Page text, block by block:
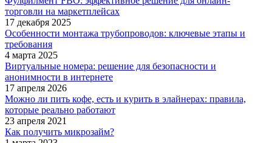
торговли на маркетплейсах
17 декабря 2025
Особенности монтажа трубопроводов: ключевые этапы и
требования
4 марта 2025
Виртуальные номера: решение для безопасности и
анонимности в интернете
17 апреля 2026
Можно ли пить кофе, есть и курить в элайнерах: правила,
которые реально работают
23 апреля 2021
Как получить микрозайм?